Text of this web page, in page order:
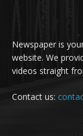
Newspaper is
website. We
videos straight
Contact us: